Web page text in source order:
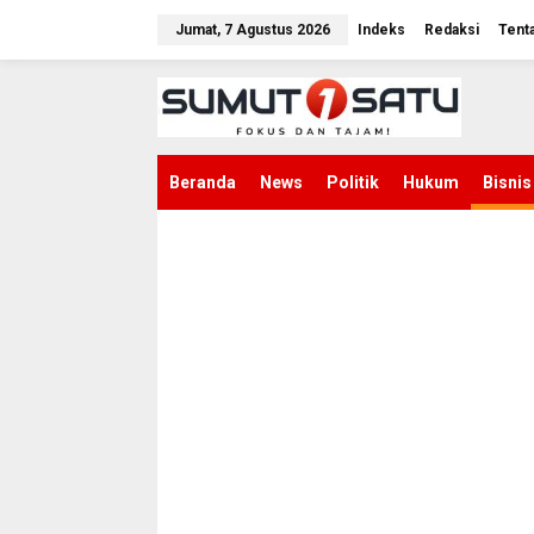
Jumat, 7 Agustus 2026 Indeks Redaksi
Beranda News Politik Hukum Bisnis